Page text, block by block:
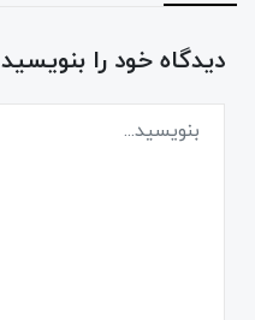
دیدگاه خود را بنویسید